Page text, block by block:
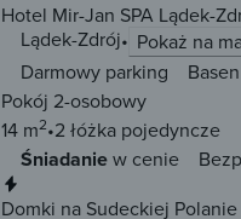
Hotel Mir-Jan SPA Lądek-
Lądek-Zdrój
Pokaż na
Darmowy parking Basen
Pokój 2-osobowy
14 m2 2 łóżka pojedyncze
Śniadaniew cenie
Domki na Sudeckiej Polanie